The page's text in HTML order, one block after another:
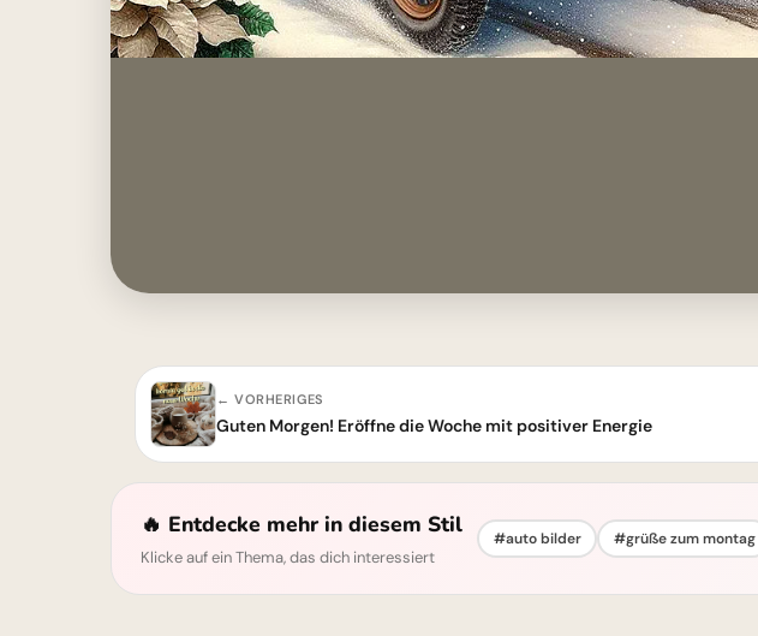
← VORHERIGES
Guten Morgen! Eröffne die Woche mit positiver Energie
🔥 Entdecke mehr in diesem Stil
Klicke auf ein Thema, das dich interessiert
#auto bilder #grüße zum montag